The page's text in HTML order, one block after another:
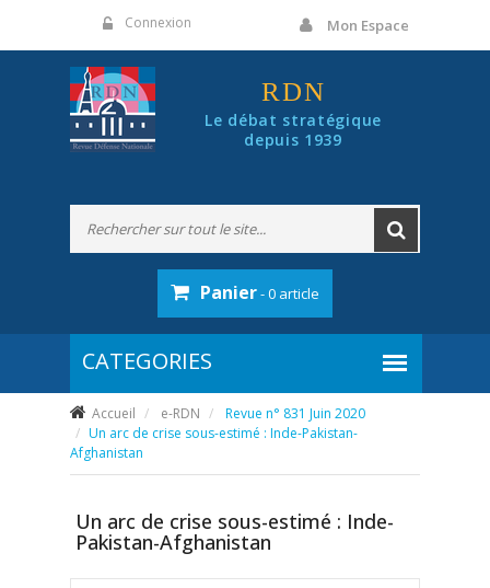
Connexion Mon Espace
RDN
Le débat stratégique
depuis 1939
Panier- 0 article
Accueil e-RDN
Revue n° 831 Juin 2020
Un arc de crise sous-estimé : Inde-Pakistan-
Afghanistan
Un arc de crise sous-estimé : Inde-
Pakistan-Afghanistan